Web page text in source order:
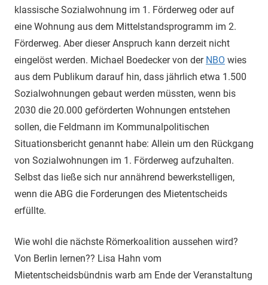
klassische Sozialwohnung im 1. Förderweg oder auf
eine Wohnung aus dem Mittelstandsprogramm im 2.
Förderweg. Aber dieser Anspruch kann derzeit nicht
eingelöst werden. Michael Boedecker von der NBO wies
aus dem Publikum darauf hin, dass jährlich etwa 1.500
Sozialwohnungen gebaut werden müssten, wenn bis
2030 die 20.000 geförderten Wohnungen entstehen
sollen, die Feldmann im Kommunalpolitischen
Situationsbericht genannt habe: Allein um den Rückgang
von Sozialwohnungen im 1. Förderweg aufzuhalten.
Selbst das ließe sich nur annährend bewerkstelligen,
wenn die ABG die Forderungen des Mietentscheids
erfüllte.
Wie wohl die nächste Römerkoalition aussehen wird?
Von Berlin lernen?? Lisa Hahn vom
Mietentscheidsbündnis warb am Ende der Veranstaltung